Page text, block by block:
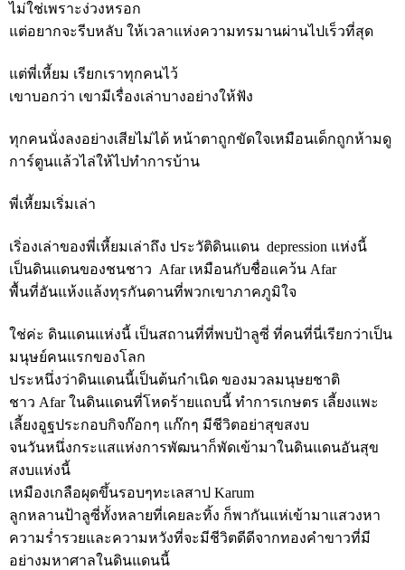
ไม่ใช่เพราะง่วงหรอก
แต่อยากจะรีบหลับ ให้เวลาแห่งความทรมานผ่านไปเร็วที่สุด
แต่พี่เหี้ยม เรียกเราทุกคนไว้
เขาบอกว่า เขามีเรื่องเล่าบางอย่างให้ฟัง
ทุกคนนั่งลงอย่างเสียไม่ได้ หน้าตาถูกขัดใจเหมือนเด็กถูกห้ามดู
การ์ตูนแล้วไล่ให้ไปทำการบ้าน
พี่เหี้ยมเริ่มเล่า
เริ่องเล่าของพี่เหี้ยมเล่าถึง ประวัติดินแดน depression แห่งนี้
เป็นดินแดนของชนชาว Afar เหมือนกับชื่อแคว้น Afar
พื้นที่อันแห้งแล้งทุรกันดานที่พวกเขาภาคภูมิใจ
ใช่ค่ะ ดินแดนแห่งนี้ เป็นสถานที่ที่พบป้าลูซี่ ที่คนที่นี่เรียกว่าเป็น
มนุษย์คนแรกของโลก
ประหนึ่งว่าดินแดนนี้เป็นต้นกำเนิด ของมวลมนุษยชาติ
ชาว Afar ในดินแดนที่โหดร้ายแถบนี้ ทำการเกษตร เลี้ยงแพะ
เลี้ยงอูฐประกอบกิจก๊อกๆ แก๊กๆ มีชีวิตอย่าสุขสงบ
จนวันหนึ่งกระแสแห่งการพัฒนาก็พัดเข้ามาในดินแดนอันสุข
สงบแห่งนี้
เหมืองเกลือผุดขึ้นรอบๆทะเลสาป Karum
ลูกหลานป้าลูซี่ทั้งหลายที่เคยละทิ้ง ก็พากันแห่เข้ามาแสวงหา
ความร่ำรวยและความหวังที่จะมีชีวิตดีดีจากทองคำขาวที่มี
อย่างมหาศาลในดินแดนนี้